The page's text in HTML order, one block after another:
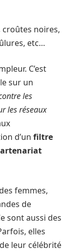
croûtes noires,
etc…
C’est
sur un
les
les réseaux
d’un filtre
femmes,
de
sont aussi des
elles
leur célébrité